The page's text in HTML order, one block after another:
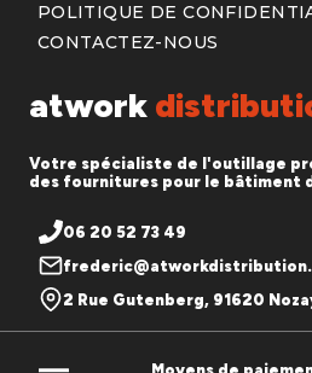
atwork
Votre spécialiste de l'outillage
des fournitures pour le bâtiment
06 20 52 73 49
2 Rue Gutenberg, 91620
POLITIQUE DE
CONTACTEZ-NOUS